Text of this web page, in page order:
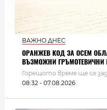
ВАЖНО ДНЕС
ОРАНЖЕВ КОД ЗА ОСЕМ
ВЪЗМОЖНИ ГРЪМОТЕВИЧНИ
Горещото време ще се
08:32 - 07.08.2026